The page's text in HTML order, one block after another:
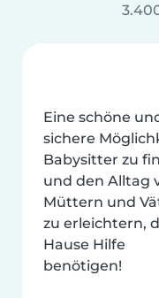
Eine schöne
sichere
Babysitter zu
und den Alltag
Müttern und
zu erleichtern,
Hause Hilfe
benötigen!